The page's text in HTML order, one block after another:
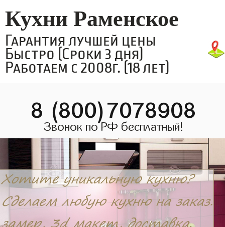
Кухни Раменское
Гарантия лучшей цены
Быстро (Сроки 3 дня)
Работаем с 2008г. (18 лет)
8 (800)7078908
Звонок по РФ бесплатный!